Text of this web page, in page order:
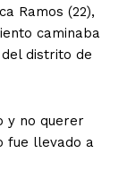
Ramos (22),
caminaba
distrito de
y no querer
fue llevado a